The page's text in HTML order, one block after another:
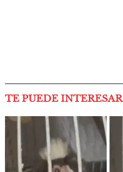
TE PUEDE INTERESAR